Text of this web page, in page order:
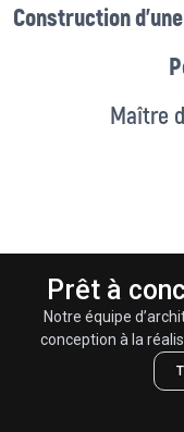
Construction
Maître
Prêt à
Notre équipe
conception à la